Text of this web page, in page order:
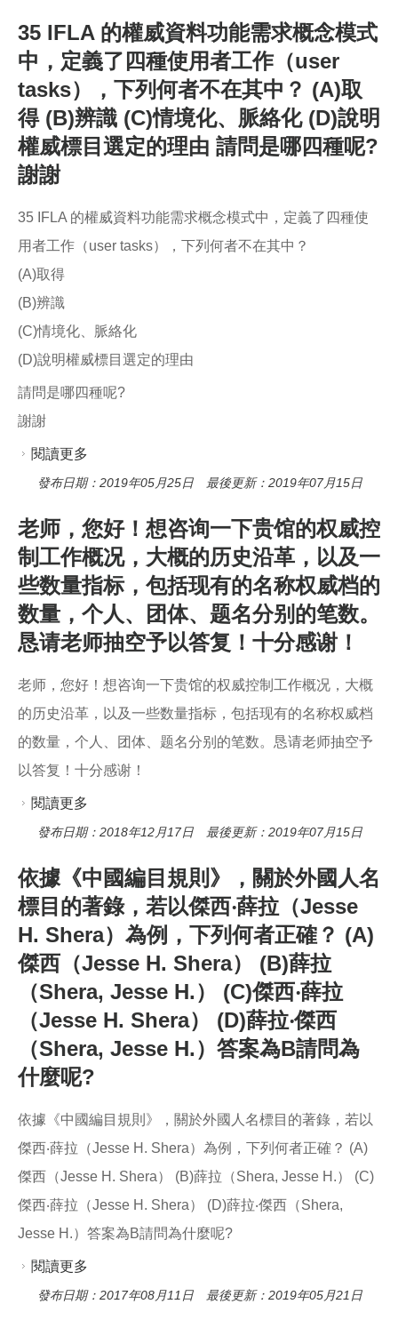
35 IFLA 的權威資料功能需求概念模式
中，定義了四種使用者工作（user
tasks），下列何者不在其中？ (A)取
得 (B)辨識 (C)情境化、脈絡化 (D)說明
權威標目選定的理由 請問是哪四種呢?
謝謝
35 IFLA 的權威資料功能需求概念模式中，定義了四種使
用者工作（user tasks），下列何者不在其中？
(A)取得
(B)辨識
(C)情境化、脈絡化
(D)說明權威標目選定的理由
請問是哪四種呢?
謝謝
閱讀更多
義了四種使用者工作（user tasks），下列何者不
說明權威標目選定的理由 請問是哪四種呢? 謝謝
發布日期：2019年05月25日 最後更新：2019年07月15日
老师，您好！想咨询一下贵馆的权威控
制工作概况，大概的历史沿革，以及一
些数量指标，包括现有的名称权威档的
数量，个人、团体、题名分别的笔数。
恳请老师抽空予以答复！十分感谢！
老师，您好！想咨询一下贵馆的权威控制工作概况，大概
的历史沿革，以及一些数量指标，包括现有的名称权威档
的数量，个人、团体、题名分别的笔数。恳请老师抽空予
以答复！十分感谢！
閱讀更多
作概况，大概的历史沿革，以及一些数量指标，
名分别的笔数。恳请老师抽空予以答复！十分感
谢！
發布日期：2018年12月17日 最後更新：2019年07月15日
依據《中國編目規則》，關於外國人名
標目的著錄，若以傑西‧薛拉（Jesse
H. Shera）為例，下列何者正確？ (A)
傑西（Jesse H. Shera） (B)薛拉
（Shera, Jesse H.） (C)傑西‧薛拉
（Jesse H. Shera） (D)薛拉‧傑西
（Shera, Jesse H.）答案為B請問為
什麼呢?
依據《中國編目規則》，關於外國人名標目的著錄，若以
傑西‧薛拉（Jesse H. Shera）為例，下列何者正確？ (A)
傑西（Jesse H. Shera） (B)薛拉（Shera, Jesse H.） (C)
傑西‧薛拉（Jesse H. Shera） (D)薛拉‧傑西（Shera,
Jesse H.）答案為B請問為什麼呢?
閱讀更多
的著錄，若以傑西‧薛拉（Jesse H. Shera）為
發布日期：2017年08月11日 最後更新：2019年05月21日